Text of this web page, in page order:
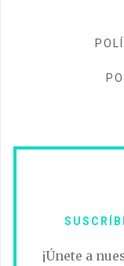
¡Únete a